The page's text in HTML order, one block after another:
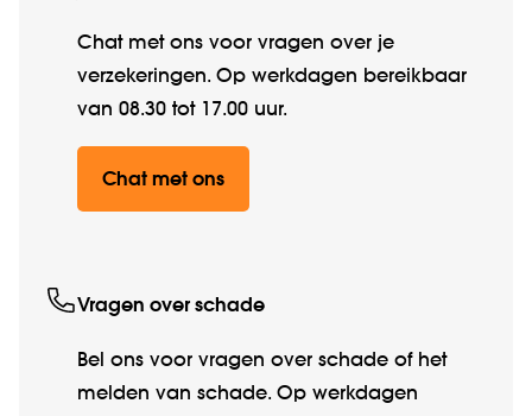
Chat met ons voor vragen over je
verzekeringen. Op werkdagen bereikbaar
van 08.30 tot 17.00 uur.
Chat met ons
Vragen over schade
Bel ons voor vragen over schade of het
melden van schade. Op werkdagen